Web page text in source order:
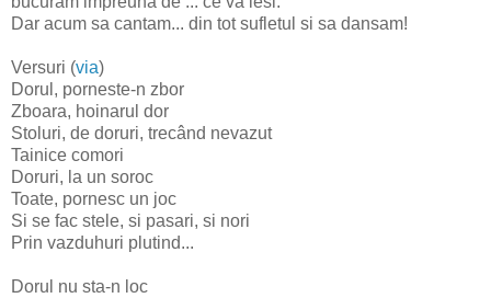
Dar acum sa cantam... din tot sufletul si sa dansam!
Versuri (via)
Dorul, porneste-n zbor
Zboara, hoinarul dor
Stoluri, de doruri, trecând nevazut
Tainice comori
Doruri, la un soroc
Toate, pornesc un joc
Si se fac stele, si pasari, si nori
Prin vazduhuri plutind...
Dorul nu sta-n loc